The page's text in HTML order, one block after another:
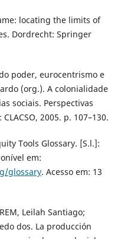
locating the limits of
Dordrecht: Springer
poder, eurocentrismo e
(org.). A colonialidade
sociais. Perspectivas
2005. p. 107–130.
Tools Glossary. [S.l.]:
em:
glossary. Acesso em: 13
Leilah Santiago;
dos. La producción